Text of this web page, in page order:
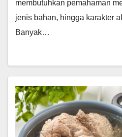
membutuhkan pemahaman
jenis bahan, hingga karakter
Banyak…